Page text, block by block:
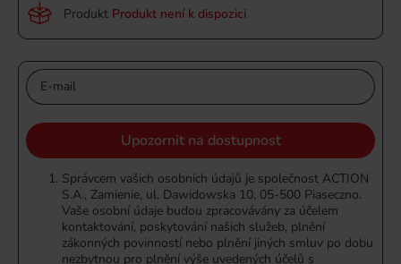
Produkt Produkt není k dispozici
E-mail
Upozornit na dostupnost
Správcem vašich osobních údajů je společnost ACTION
S.A., Zamienie, ul. Dawidowska 10, 05-500 Piaseczno.
Vaše osobní údaje budou zpracovávány za účelem
kontaktování, poskytování našich služeb, plnění
zákonných povinností nebo plnění jiných smluv po dobu
nezbytnou pro plnění výše uvedených účelů s